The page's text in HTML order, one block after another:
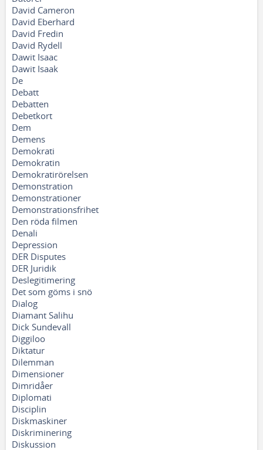
David Cameron
David Eberhard
David Fredin
David Rydell
Dawit Isaac
Dawit Isaak
De
Debatt
Debatten
Debetkort
Dem
Demens
Demokrati
Demokratin
Demokratirörelsen
Demonstration
Demonstrationer
Demonstrationsfrihet
Den röda filmen
Denali
Depression
DER Disputes
DER Juridik
Deslegitimering
Det som göms i snö
Dialog
Diamant Salihu
Dick Sundevall
Diggiloo
Diktatur
Dilemman
Dimensioner
Dimridåer
Diplomati
Disciplin
Diskmaskiner
Diskriminering
Diskussion